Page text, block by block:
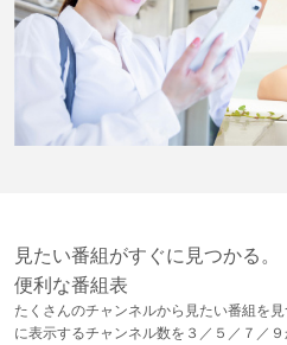
見たい番組がすぐに見つかる。
便利な番組表
たくさんのチャンネルから見たい番組を
に表示するチャンネル数を３／５／７／